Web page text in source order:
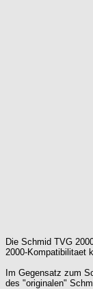
Die Schmid TVG
2000-Kompatibilitaet
Im Gegensatz zum
des "originalen"